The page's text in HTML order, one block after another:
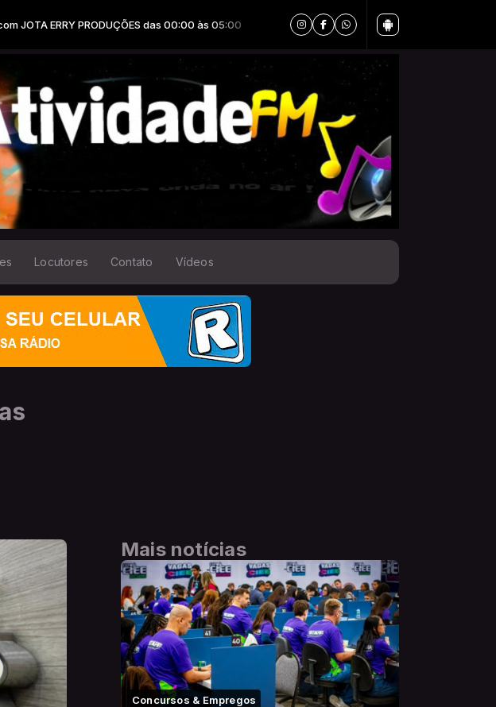
das 00:00 às 05:00
Locutores Contato Vídeos
Mais notícias
Concursos & Empregos